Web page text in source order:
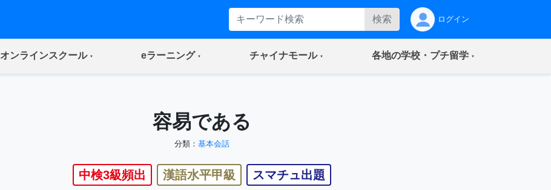
検索 ログイン
オンラインスクール(current) eラーニング(current) チャイナモール(current) 各地の学校・プチ留学(current)
容易である
分類： 基本会話
中検3級頻出 漢語水平甲級 スマチュ出題